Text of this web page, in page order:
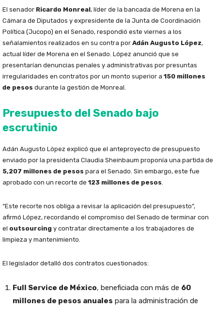
El senador Ricardo Monreal, líder de la bancada de Morena en la
Cámara de Diputados y expresidente de la Junta de Coordinación
Política (Jucopo) en el Senado, respondió este viernes a los
señalamientos realizados en su contra por Adán Augusto López,
actual líder de Morena en el Senado. López anunció que se
presentarían denuncias penales y administrativas por presuntas
irregularidades en contratos por un monto superior a 150 millones
de pesos durante la gestión de Monreal.
Presupuesto del Senado bajo
escrutinio
Adán Augusto López explicó que el anteproyecto de presupuesto
enviado por la presidenta Claudia Sheinbaum proponía una partida de
5,207 millones de pesos para el Senado. Sin embargo, este fue
aprobado con un recorte de 123 millones de pesos.
“Este recorte nos obliga a revisar la aplicación del presupuesto”,
afirmó López, recordando el compromiso del Senado de terminar con
el outsourcing y contratar directamente a los trabajadores de
limpieza y mantenimiento.
El legislador detalló dos contratos cuestionados:
Full Service de México, beneficiada con más de 60
millones de pesos anuales para la administración de